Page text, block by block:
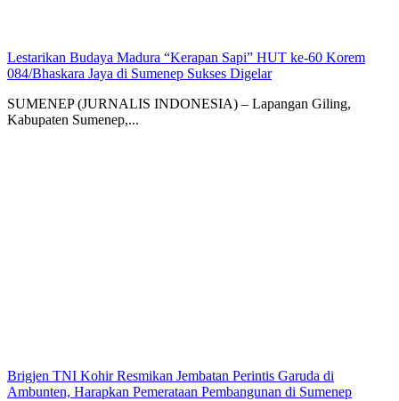
Lestarikan Budaya Madura “Kerapan Sapi” HUT ke-60 Korem
084/Bhaskara Jaya di Sumenep Sukses Digelar
SUMENEP (JURNALIS INDONESIA) – Lapangan Giling,
Kabupaten Sumenep,...
Brigjen TNI Kohir Resmikan Jembatan Perintis Garuda di
Ambunten, Harapkan Pemerataan Pembangunan di Sumenep